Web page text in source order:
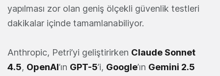
yapılması zor olan geniş ölçekli güvenlik testleri
dakikalar içinde tamamlanabiliyor.
Anthropic, Petri’yi geliştirirken Claude Sonnet
4.5, OpenAI’ın GPT-5’i, Google’ın Gemini 2.5